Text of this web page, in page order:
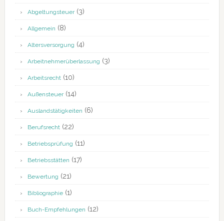
Abgeltungsteuer(3)
Allgemein (8)
Altersversorgung (4)
Arbeitnehmerüberlassung (3)
Arbeitsrecht(10)
Außensteuer(14)
Auslandstätigkeiten (6)
Berufsrecht(22)
Betriebsprüfung (11)
Betriebsstätten (17)
Bewertung (21)
Bibliographie(1)
Buch-Empfehlungen (12)